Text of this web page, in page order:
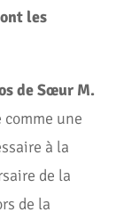
les
de Sœur M.
une
à la
de la
de la